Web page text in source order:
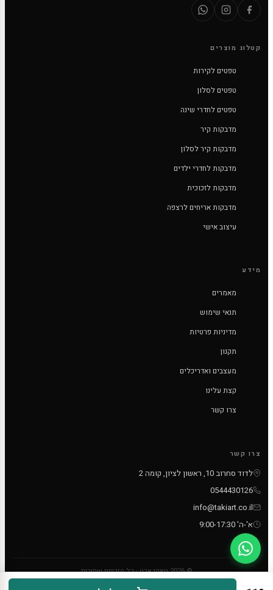
קטלוג מוצרים
טפטים לקירות
טפטים לסלון
טפטים לחדרי שינה
מדבקות קיר
מדבקות קיר לסלון
מדבקות לחדרי ילדים
מדבקות לזכוכית
מדבקות אריחים לרצפה
עיצוב אישי
מידע
מאמרים
תנאי שימוש
מדיניות פרטיות
תקנון
מעצבים ואדריכלים
קצת עלינו
צרו קשר
צרו קשר
לדוד סחרוב 10, ראשון לציון, קומה 2
0544430126
info@takiart.co.il
א'-ה' 9:00-17:30
© 2026 טאקי ארט - כל הזכויות שמורות